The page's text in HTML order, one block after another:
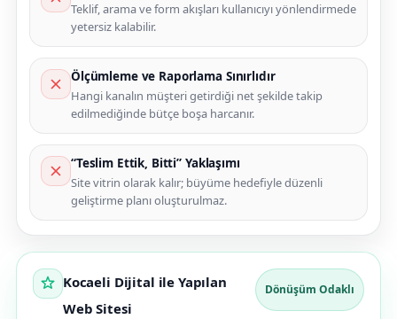
Teklif, arama ve form akışları kullanıcıyı yönlendirmede
yetersiz kalabilir.
Ölçümleme ve Raporlama Sınırlıdır
Hangi kanalın müşteri getirdiği net şekilde takip
edilmediğinde bütçe boşa harcanır.
“Teslim Ettik, Bitti” Yaklaşımı
Site vitrin olarak kalır; büyüme hedefiyle düzenli
geliştirme planı oluşturulmaz.
Kocaeli Dijital ile Yapılan
Web Sitesi
Dönüşüm Odaklı